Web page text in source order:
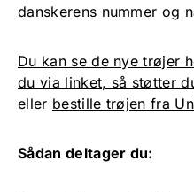
danskerens nummer og
Du kan se de nye trøjer
du via linket, så støtter
eller bestille trøjen fra
Sådan deltager du: